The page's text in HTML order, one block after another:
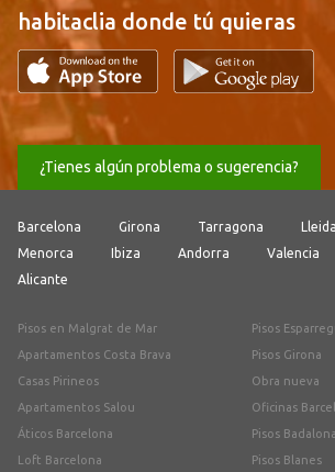
habitaclia donde tú quieras
¿Tienes algún problema o sugerencia?
Barcelona Girona Tarragona Lleida
Menorca
Ibiza Andorra Valencia
Alicante
Pisos en Malgrat de Mar
Apartamentos Costa Brava
Casas Pirineos
Apartamentos Salou
Áticos Barcelona
Loft Barcelona
Pisos
Pisos Girona
Obra nueva
Oficinas
Pisos Badalona
Pisos Blanes